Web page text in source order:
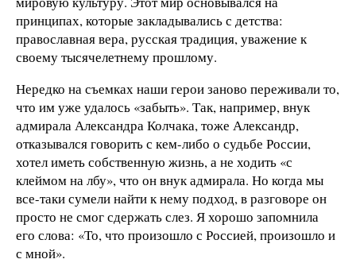
принципах, которые закладывались с детства:
православная вера, русская традиция, уважение к
своему тысячелетнему прошлому.
Нередко на съемках наши герои заново переживали то,
что им уже удалось «забыть». Так, например, внук
адмирала Александра Колчака, тоже Александр,
отказывался говорить с кем-либо о судьбе России,
хотел иметь собственную жизнь, а не ходить «с
клеймом на лбу», что он внук адмирала. Но когда мы
все-таки сумели найти к нему подход, в разговоре он
просто не смог сдержать слез. Я хорошо запомнила
его слова: «То, что произошло с Россией, произошло и
с мной».